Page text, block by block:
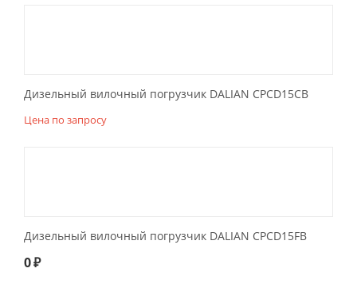
Дизельный вилочный погрузчик DALIAN CPCD15CB
Цена по запросу
Дизельный вилочный погрузчик DALIAN CPCD15FB
0₽